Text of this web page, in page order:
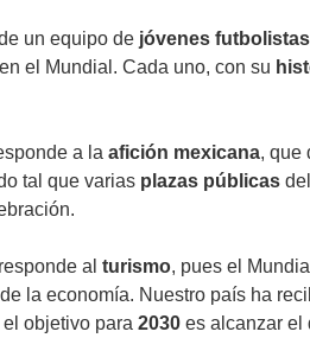
un equipo de jóvenes futbolistas
el Mundial. Cada uno, con su
a la afición mexicana, que
tal que varias plazas públicas
al turismo, pues el
la economía. Nuestro país ha
objetivo para 2030 es alcanzar el